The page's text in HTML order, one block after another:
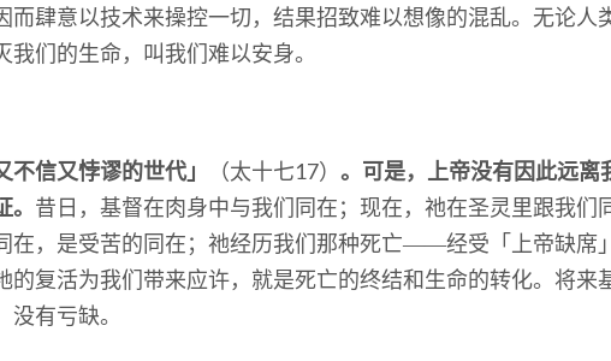
肆意以技术来操控一切，结果招致难以想像的混乱。无论人
们的生命，叫我们难以安身。
信又悖谬的世代」 （太十七17） 。可是，上帝没有因此远离
昔日，基督在肉身中与我们同在；现在，祂在圣灵里跟我们
在，是受苦的同在；祂经历我们那种死亡――经受「上帝缺席
的复活为我们带来应许，就是死亡的终结和生命的转化。将来
有亏缺。